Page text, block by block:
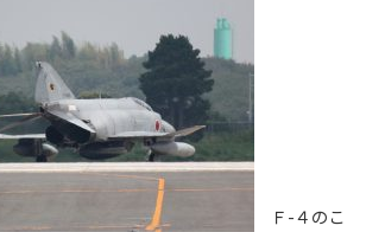
Ｆ-４のこ